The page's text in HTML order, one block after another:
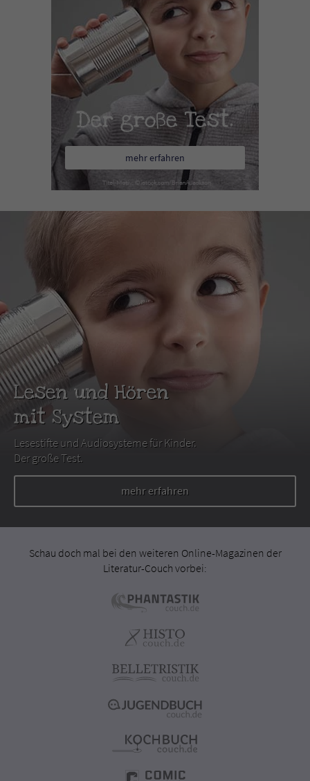
Der große Test.
mehr erfahren
Lesen und Hören
mit System
Lesestifte und Audiosysteme für Kinder.
Der große Test.
mehr erfahren
Schau doch mal bei den weiteren Online-Magazinen der
Literatur-Couch vorbei: